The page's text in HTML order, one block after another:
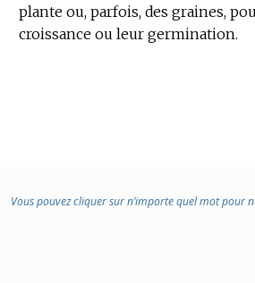
DOMAINE
:
plante ou, parfois, des graines,
croissance ou leur germination.
Vous pouvez cliquer sur n’importe quel mot pour